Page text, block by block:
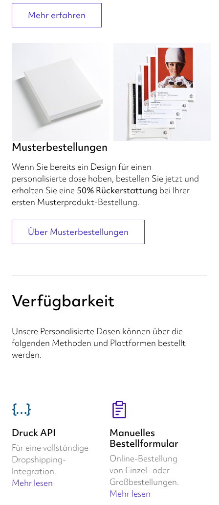
Mehr erfahren
Musterbestellungen
Wenn Sie bereits ein Design für einen
personalisierte dose haben, bestellen Sie jetzt und
erhalten Sie eine 50% Rückerstattung bei Ihrer
ersten Musterprodukt-Bestellung.
Über Musterbestellungen
Verfügbarkeit
Unsere Personalisierte Dosen können über die
folgenden Methoden und Plattformen bestellt
werden.
Druck API
Für eine vollständige
Dropshipping-
Integration.
Mehr lesen
Manuelles
Bestellformular
Online-Bestellung
von Einzel- oder
Großbestellungen.
Mehr lesen